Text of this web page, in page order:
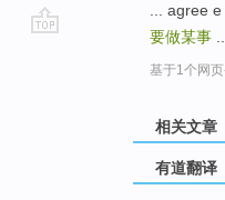
... agree
要做某事
基于1个网页
相关文章
有道翻译